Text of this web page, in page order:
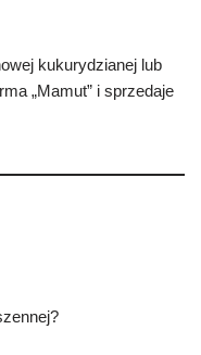
kukurydzianej lub
„Mamut” i sprzedaje